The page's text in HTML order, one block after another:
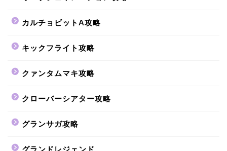
カルチョビットA攻略
キックフライト攻略
クァンタムマキ攻略
クローバーシアター攻略
グランサガ攻略
グランドレジェンド